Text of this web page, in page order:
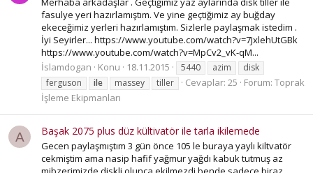
fasulye yeri hazırlamıştım. Ve yine geçtiğimiz ay buğday
ekeceğimiz yerleri hazırlamıştım. Sizlerle paylaşmak istedim .
İyi Seyirler... https://www.youtube.com/watch?v=7JxlehUtGBk
https://www.youtube.com/watch?v=MpCv2_vK-qM...
İslamdogan
Konu 18.11.2015 5440 azim
disk
ferguson
ile massey tiller Cevaplar: 25 Forum: Toprak
İşleme Ekipmanları
A Başak 2075 plus düz kültivatör ile tarla ikilemede
Gecen paylaşmıştım 3 gün önce 105 le buraya yaylı kiltvatör
cekmiştim ama nasip hafif yağmur yağdı kabuk tutmuş az